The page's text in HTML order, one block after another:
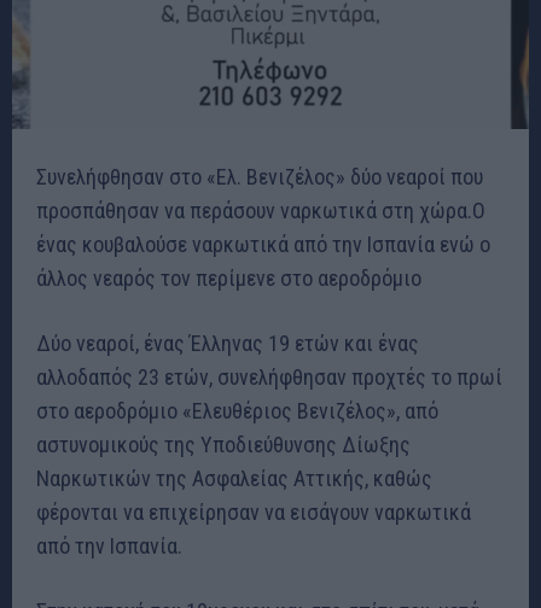
Συνελήφθησαν στο «Ελ. Βενιζέλος» δύο νεαροί που
προσπάθησαν να περάσουν ναρκωτικά στη χώρα.Ο
ένας κουβαλούσε ναρκωτικά από την Ισπανία ενώ ο
άλλος νεαρός τον περίμενε στο αεροδρόμιο
Δύο νεαροί, ένας Έλληνας 19 ετών και ένας
αλλοδαπός 23 ετών, συνελήφθησαν προχτές το πρωί
στο αεροδρόμιο «Ελευθέριος Βενιζέλος», από
αστυνομικούς της Υποδιεύθυνσης Δίωξης
Ναρκωτικών της Ασφαλείας Αττικής, καθώς
φέρονται να επιχείρησαν να εισάγουν ναρκωτικά
από την Ισπανία.